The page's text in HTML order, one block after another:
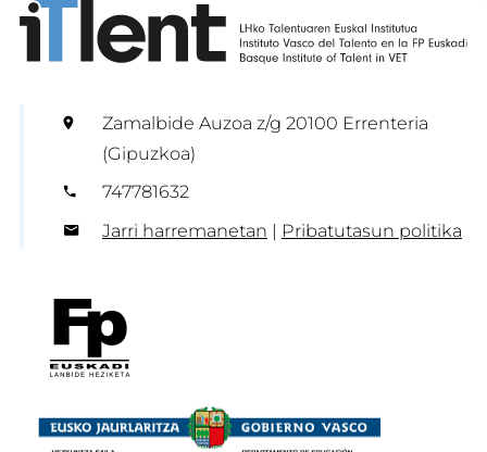
Zamalbide Auzoa z/g 20100 Errenteria
(Gipuzkoa)
747781632
Jarri harremanetan | Pribatutasun politika